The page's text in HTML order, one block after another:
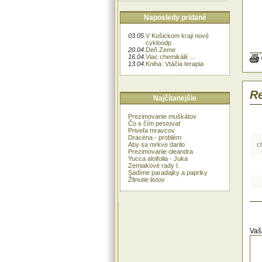
Naposledy pridané
03.05. V Košickom kraji nové
cykloodp
20.04. Deň Zeme
16.04. Viac chemikálií ...
13.04. Kniha: Vtáčia terapia
Najčítanejšie
Prezimovanie muškátov
Čo s čím pestovať
Priveľa mravcov
Dracéna - problém
Aby sa mrkve darilo
Prezimovanie oleandra
Yucca aloifolia - Juka
Zemiakové rady I.
Sadíme paradajky a papriky
Žltnutie listov
V